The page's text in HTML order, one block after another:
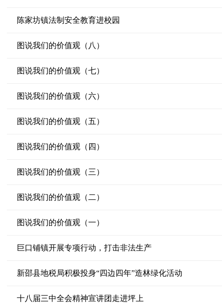
陈家坊镇法制安全教育进校园
图说我们的价值观（八）
图说我们的价值观（七）
图说我们的价值观（六）
图说我们的价值观（五）
图说我们的价值观（四）
图说我们的价值观（三）
图说我们的价值观（二）
图说我们的价值观（一）
巨口铺镇开展专项行动，打击非法生产
新邵县地税局积极投身“四边四年”造林绿化活动
十八届三中全会精神宣讲团走进坪上